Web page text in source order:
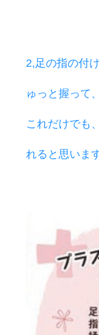
2,足の指の付
ゅっと握って
これだけでも
れると思います